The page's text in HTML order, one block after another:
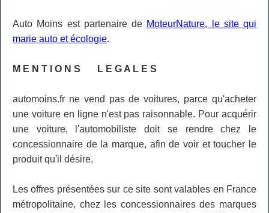
Auto Moins est partenaire de MoteurNature, le site qui
marie auto et écologie.
M E N T I O N S L E G A L E S
automoins.fr ne vend pas de voitures, parce qu'acheter
une voiture en ligne n'est pas raisonnable. Pour acquérir
une voiture, l'automobiliste doit se rendre chez le
concessionnaire de la marque, afin de voir et toucher le
produit qu'il désire.
Les offres présentées sur ce site sont valables en France
métropolitaine, chez les concessionnaires des marques